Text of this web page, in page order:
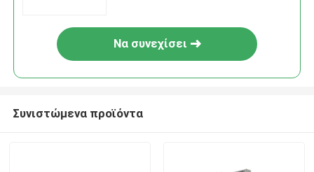
Να συνεχίσει
Συνιστώμενα προϊόντα